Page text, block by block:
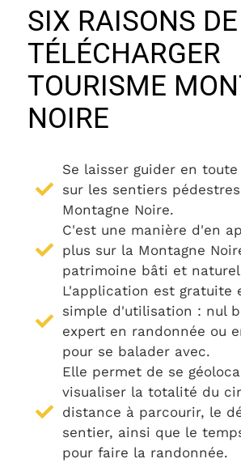
SIX RAISONS DE
TÉLÉCHARGER
TOURISME
NOIRE
Se laisser guider en
sur les sentiers
Montagne Noire.
C'est une manière d'en
plus sur la Montagne
patrimoine bâti et
L'application est gratuite
simple d'utilisation : nul
expert en randonnée ou
pour se balader avec.
Elle permet de se
visualiser la totalité du
distance à parcourir, le
sentier, ainsi que le
pour faire la randonnée.